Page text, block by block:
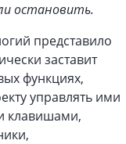
остановить.
представило
заставит
функциях,
управлять ими
клавишами,